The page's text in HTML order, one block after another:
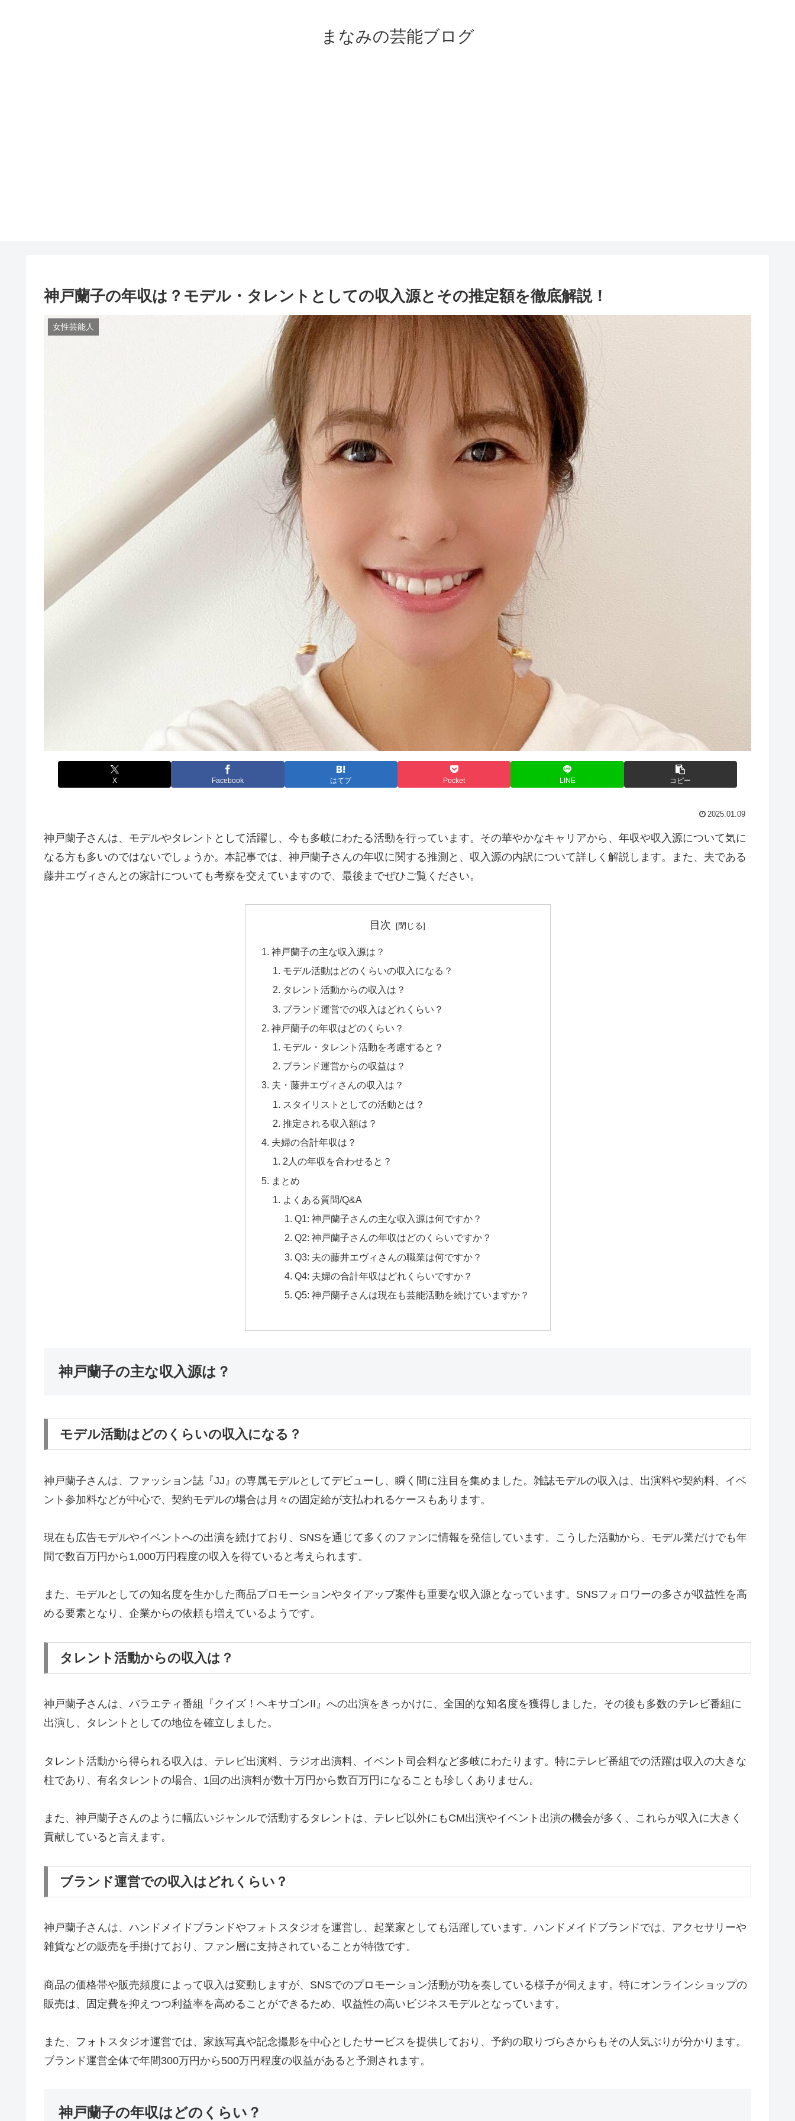
まなみの芸能ブログ
神戸蘭子の年収は？モデル・タレントとしての収入源とその推定額を徹底解説！
女性芸能人
X Facebook はてブ Pocket LINE コピー
2025.01.09
神戸蘭子さんは、モデルやタレントとして活躍し、今も多岐にわたる活動を行っています。その華やかなキャリアから、年収や収入源について気に
なる方も多いのではないでしょうか。本記事では、神戸蘭子さんの年収に関する推測と、収入源の内訳について詳しく解説します。また、夫である
藤井エヴィさんとの家計についても考察を交えていますので、最後までぜひご覧ください。
目次
神戸蘭子の主な収入源は？
モデル活動はどのくらいの収入になる？
タレント活動からの収入は？
ブランド運営での収入はどれくらい？
神戸蘭子の年収はどのくらい？
モデル・タレント活動を考慮すると？
ブランド運営からの収益は？
夫・藤井エヴィさんの収入は？
スタイリストとしての活動とは？
推定される収入額は？
夫婦の合計年収は？
2人の年収を合わせると？
まとめ
よくある質問/Q&A
Q1: 神戸蘭子さんの主な収入源は何ですか？
Q2: 神戸蘭子さんの年収はどのくらいですか？
Q3: 夫の藤井エヴィさんの職業は何ですか？
Q4: 夫婦の合計年収はどれくらいですか？
Q5: 神戸蘭子さんは現在も芸能活動を続けていますか？
神戸蘭子の主な収入源は？
モデル活動はどのくらいの収入になる？
神戸蘭子さんは、ファッション誌『JJ』の専属モデルとしてデビューし、瞬く間に注目を集めました。雑誌モデルの収入は、出演料や契約料、イベ
ント参加料などが中心で、契約モデルの場合は月々の固定給が支払われるケースもあります。
現在も広告モデルやイベントへの出演を続けており、SNSを通じて多くのファンに情報を発信しています。こうした活動から、モデル業だけでも年
間で数百万円から1,000万円程度の収入を得ていると考えられます。
また、モデルとしての知名度を生かした商品プロモーションやタイアップ案件も重要な収入源となっています。SNSフォロワーの多さが収益性を高
める要素となり、企業からの依頼も増えているようです。
タレント活動からの収入は？
神戸蘭子さんは、バラエティ番組『クイズ！ヘキサゴンII』への出演をきっかけに、全国的な知名度を獲得しました。その後も多数のテレビ番組に
出演し、タレントとしての地位を確立しました。
タレント活動から得られる収入は、テレビ出演料、ラジオ出演料、イベント司会料など多岐にわたります。特にテレビ番組での活躍は収入の大きな
柱であり、有名タレントの場合、1回の出演料が数十万円から数百万円になることも珍しくありません。
また、神戸蘭子さんのように幅広いジャンルで活動するタレントは、テレビ以外にもCM出演やイベント出演の機会が多く、これらが収入に大きく
貢献していると言えます。
ブランド運営での収入はどれくらい？
神戸蘭子さんは、ハンドメイドブランドやフォトスタジオを運営し、起業家としても活躍しています。ハンドメイドブランドでは、アクセサリーや
雑貨などの販売を手掛けており、ファン層に支持されていることが特徴です。
商品の価格帯や販売頻度によって収入は変動しますが、SNSでのプロモーション活動が功を奏している様子が伺えます。特にオンラインショップの
販売は、固定費を抑えつつ利益率を高めることができるため、収益性の高いビジネスモデルとなっています。
また、フォトスタジオ運営では、家族写真や記念撮影を中心としたサービスを提供しており、予約の取りづらさからもその人気ぶりが分かります。
ブランド運営全体で年間300万円から500万円程度の収益があると予測されます。
神戸蘭子の年収はどのくらい？